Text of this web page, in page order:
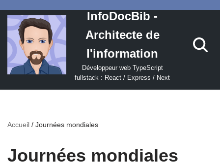
Aller
au
contenu
InfoDocBib -
Architecte de
l'information
Développeur web TypeScript
fullstack : React / Express / Next
Accueil / Journées mondiales
Journées mondiales